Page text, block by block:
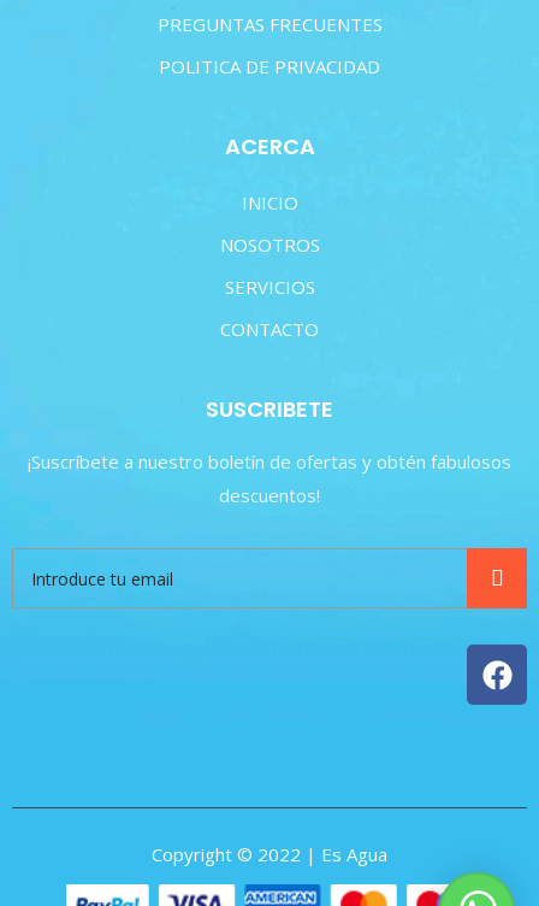
PREGUNTAS FRECUENTES
POLITICA DE PRIVACIDAD
ACERCA
INICIO
NOSOTROS
SERVICIOS
CONTACTO
SUSCRIBETE
¡Suscríbete a nuestro boletín de ofertas y obtén fabulosos
descuentos!
Copyright © 2022 | Es Agua